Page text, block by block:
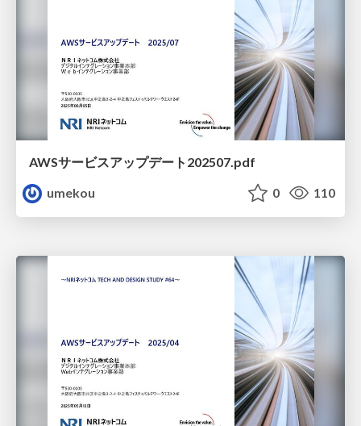
AWSサービスアップデート202507.pdf
umekou
0 110